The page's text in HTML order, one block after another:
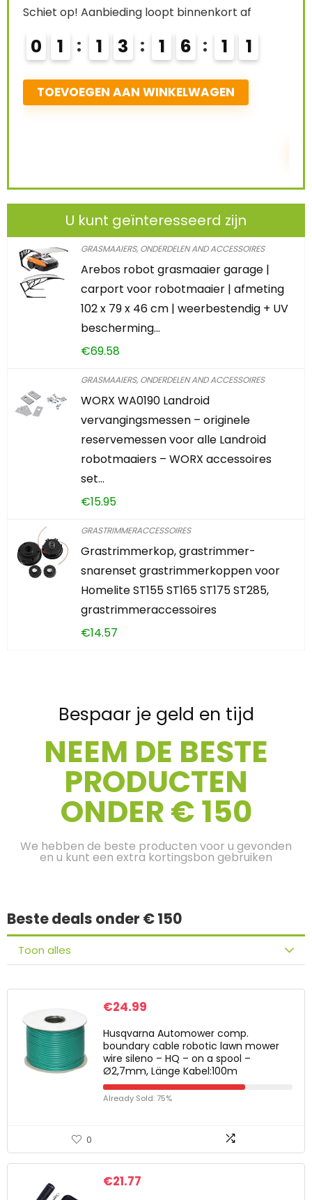
af Already Sold:21
0 2 1 3 1 6
U kunt geïnteresseerd zijn
GRASMAAIERS, ONDERDELEN AND ACCESSOIRES
Arebos robot grasmaaier garage |
carport voor robotmaaier | afmeting
102 x 79 x 46 cm | weerbestendig + UV
bescherming…
€69.58
GRASMAAIERS, ONDERDELEN AND ACCESSOIRES
WORX WA0190 Landroid
vervangingsmessen – originele
reservemessen voor alle Landroid
robotmaaiers – WORX accessoires
set…
€15.95
GRASTRIMMERACCESSOIRES
Grastrimmerkop, grastrimmer-
snarenset grastrimmerkoppen voor
Homelite ST155 ST165 ST175 ST285,
grastrimmeraccessoires
€14.57
Bespaar je geld en tijd
NEEM DE BESTE
PRODUCTEN
ONDER € 150
We hebben de beste producten voor u gevonden
en u kunt een extra kortingsbon gebruiken
Beste deals onder € 150
Toon alles
€24.99
Husqvarna Automower comp.
boundary cable robotic lawn mower
wire sileno – HQ – on a spool –
Ø2,7mm, Länge Kabel:100m
Already Sold: 75%
0
€21.77